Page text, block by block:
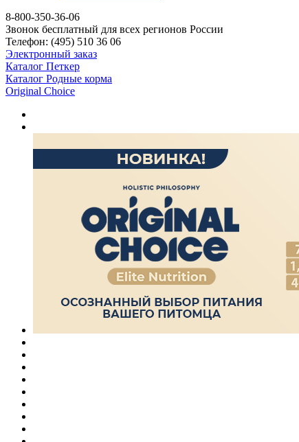
8-800-350-36-06
Звонок бесплатный для всех регионов России
Телефон: (495) 510 36 06
Электронный заказ
Каталог Петкер
Каталог Родные корма
Original Choice